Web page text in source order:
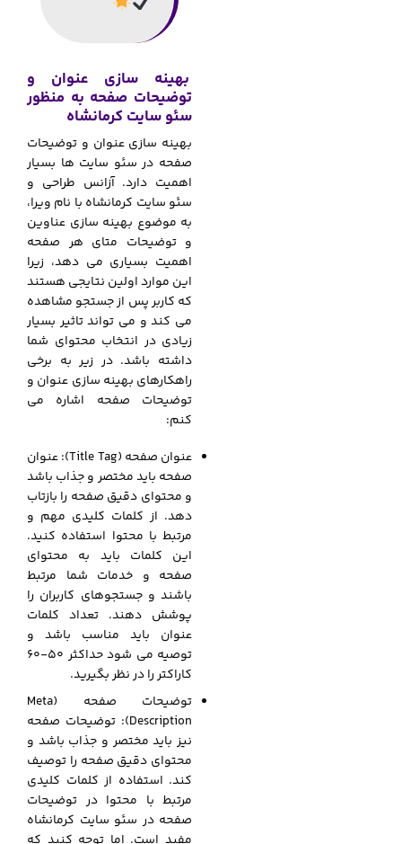
بهینه سازی عنوان و
توضیحات صفحه به منظور
سئو سایت کرمانشاه
بهینه سازی عنوان و توضیحات
صفحه در سئو سایت ها بسیار
اهمیت دارد. آزانس طراحی و
سئو سایت کرمانشاه با نام ویرا،
به موضوع بهینه سازی عناوین
و توضیحات متای هر صفحه
اهمیت بسیاری می دهد، زیرا
این موارد اولین نتایجی هستند
که کاربر پس از جستجو مشاهده
می کند و می تواند تاثیر بسیار
زیادی در انتخاب محتوای شما
داشته باشد. در زیر به برخی
راهکارهای بهینه سازی عنوان و
توضیحات صفحه اشاره می
کنم:
عنوان صفحه (Title Tag): عنوان
صفحه باید مختصر و جذاب باشد
و محتوای دقیق صفحه را بازتاب
دهد. از کلمات کلیدی مهم و
مرتبط با محتوا استفاده کنید.
این کلمات باید به محتوای
صفحه و خدمات شما مرتبط
باشند و جستجوهای کاربران را
پوشش دهند. تعداد کلمات
عنوان باید مناسب باشد و
توصیه می شود حداکثر ۵۰-۶۰
کاراکتر را در نظر بگیرید.
توضیحات صفحه (Meta
Description): توضیحات صفحه
نیز باید مختصر و جذاب باشد و
محتوای دقیق صفحه را توصیف
کند. استفاده از کلمات کلیدی
مرتبط با محتوا در توضیحات
صفحه در سئو سایت کرمانشاه